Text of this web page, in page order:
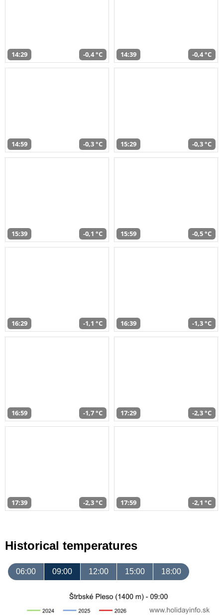
14:29 -0,4 °C 14:39 -0,4 °C
14:59 -0,3 °C 15:29 -0,3 °C
15:39 -0,1 °C 15:59 -0,5 °C
16:29 -1,1 °C 16:39 -1,3 °C
16:59 -1,7 °C 17:29 -2,3 °C
17:39 -2,3 °C 17:59 -2,1 °C
Historical temperatures
06:00 09:00 12:00 15:00 18:00